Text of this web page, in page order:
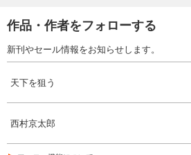
作品・作者をフォローする
新刊やセール情報をお知らせします。
天下を狙う
西村京太郎